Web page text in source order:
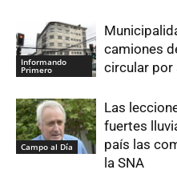
Informando
Primero
camiones
circular por
Campo al Día
Las
fuertes
país las
la SNA